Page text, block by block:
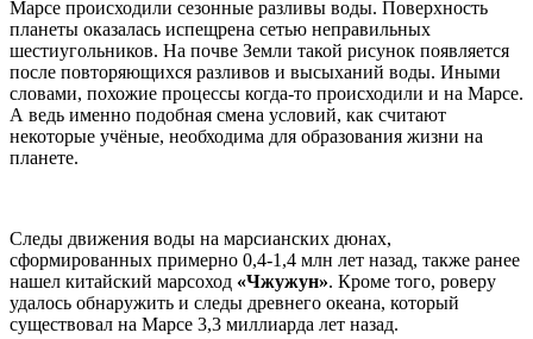
Марсе происходили сезонные разливы воды. Поверхность
планеты оказалась испещрена сетью неправильных
шестиугольников. На почве Земли такой рисунок появляется
после повторяющихся разливов и высыханий воды. Иными
словами, похожие процессы когда-то происходили и на Марсе.
А ведь именно подобная смена условий, как считают
некоторые учёные, необходима для образования жизни на
планете.
Следы движения воды на марсианских дюнах,
сформированных примерно 0,4-1,4 млн лет назад, также ранее
нашел китайский марсоход «Чжужун». Кроме того, роверу
удалось обнаружить и следы древнего океана, который
существовал на Марсе 3,3 миллиарда лет назад.